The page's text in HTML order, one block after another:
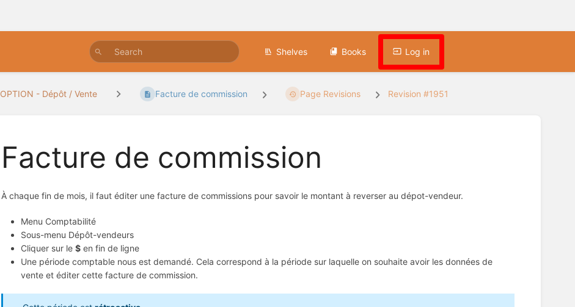
Shelves Books Log in
OPTION - Dépôt / Vente Facture de commission Page Revisions Revision #1951
Facture de commission
À chaque fin de mois, il faut éditer une facture de commissions pour savoir le montant à reverser au dépot-vendeur.
Menu Comptabilité
Sous-menu Dépôt-vendeurs
Cliquer sur le $ en fin de ligne
Une période comptable nous est demandé. Cela correspond à la période sur laquelle on souhaite avoir les données de
vente et éditer cette facture de commission.